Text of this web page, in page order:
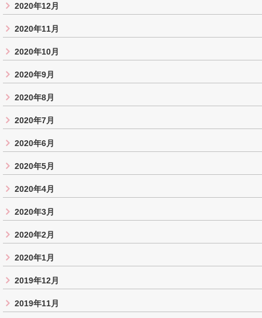
2020年12月
2020年11月
2020年10月
2020年9月
2020年8月
2020年7月
2020年6月
2020年5月
2020年4月
2020年3月
2020年2月
2020年1月
2019年12月
2019年11月